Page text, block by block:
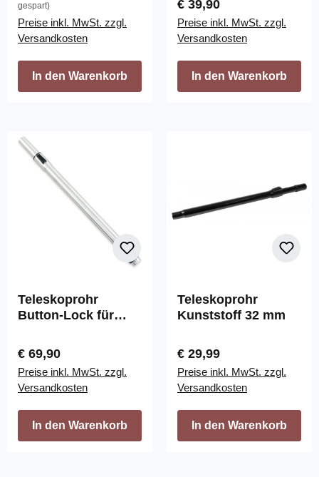
gespart)
Preise inkl. MwSt. zzgl.
Versandkosten
In den Warenkorb
Regulärer Preis:
€ 39,90
Preise inkl. MwSt. zzgl.
Versandkosten
In den Warenkorb
Teleskoprohr
Button-Lock für
Retraflex Schläuche
Regulärer Preis:
€ 69,90
Preise inkl. MwSt. zzgl.
Versandkosten
In den Warenkorb
Teleskoprohr
Kunststoff 32 mm
Regulärer Preis:
€ 29,99
Preise inkl. MwSt. zzgl.
Versandkosten
In den Warenkorb